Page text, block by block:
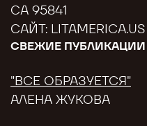
CA 95841
САЙТ: LITAMERICA.US
СВЕЖИЕ ПУБЛИКАЦИИ
"ВСЕ ОБРАЗУЕТСЯ"
АЛЕНА ЖУКОВА